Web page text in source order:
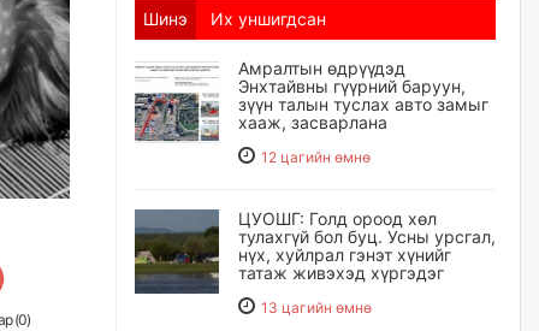
(0)
Шинэ Их уншигдсан
Амралтын өдрүүдэд
Энхтайвны гүүрний баруун,
зүүн талын туслах авто замыг
хааж, засварлана
12 цагийн өмнө
ЦУОШГ: Голд ороод хөл
тулахгүй бол буц. Усны урсгал,
нүх, хуйлрал гэнэт хүнийг
татаж живэхэд хүргэдэг
13 цагийн өмнө